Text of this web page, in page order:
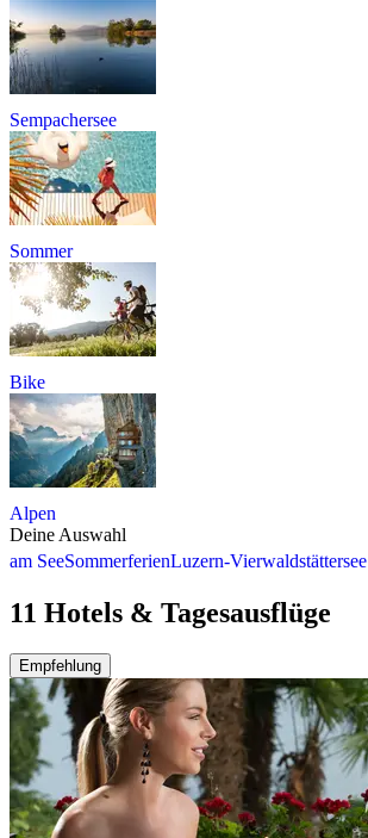
Sempachersee
Sommer
Bike
Alpen
Deine Auswahl
am SeeSommerferienLuzern-Vierwaldstättersee
11 Hotels & Tagesausflüge
Empfehlung